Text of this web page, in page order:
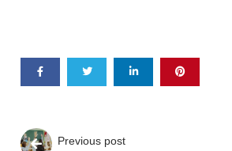
Previous post